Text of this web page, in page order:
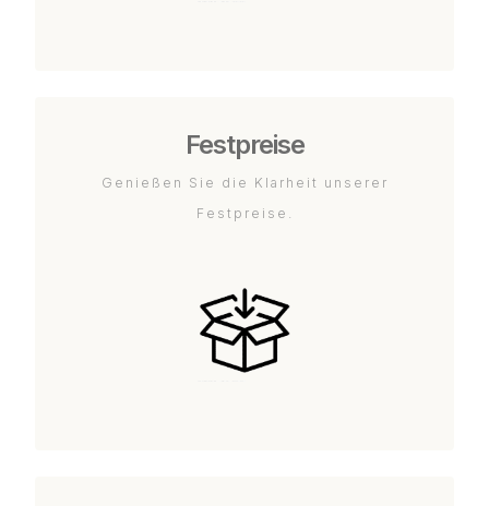
Festpreise
Genießen Sie die Klarheit unserer
Festpreise.